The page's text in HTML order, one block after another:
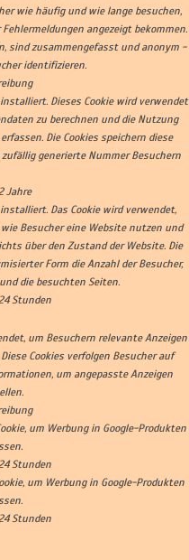
wie häufig und wie lange besuchen,
angezeigt bekommen.
sind zusammengefasst und anonym -
identifizieren.
Dieses Cookie wird verwendet
zu berechnen und die Nutzung
Die Cookies speichern diese
generierte Nummer Besuchern
Jahre
Das Cookie wird verwendet,
Besucher eine Website nutzen und
über den Zustand der Website. Die
Form die Anzahl der Besucher,
die besuchten Seiten.
Stunden
um Besuchern relevante Anzeigen
Cookies verfolgen Besucher auf
um angepasste Anzeigen
um Werbung in Google-Produkten
Stunden
um Werbung in Google-Produkten
Stunden